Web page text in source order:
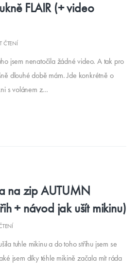
FLAIR (+ video
ČTENÍ
jsem nenatočila žádné video. A tak pro
dlouhé době mám. Jde konkrétně o
s volánem z…
na zip AUTUMN
+ návod jak ušít mikinu)
tuhle mikinu a do toho střihu jsem se
jsem díky téhle mikině začala mít ráda